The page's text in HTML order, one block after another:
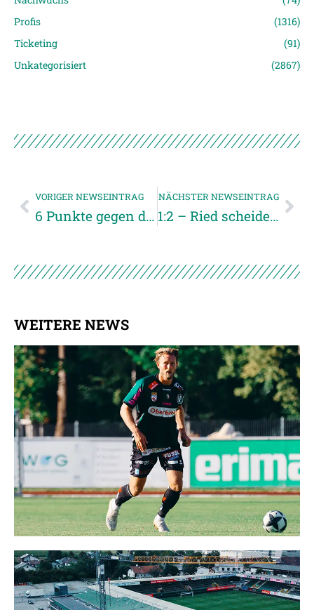
Profis
(1316)
Ticketing
(91)
Unkategorisiert
(2867)
VORIGER NEWSEINTRAG
6 Punkte gegen die AKA Tirol
NÄCHSTER NEWSEINTRAG
1:2 – Ried scheidet im Cup gegen den WAC aus
WEITERE NEWS